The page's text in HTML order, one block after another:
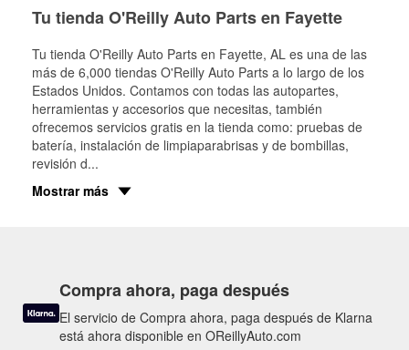
Tu tienda O'Reilly Auto Parts en Fayette
Tu tienda O'Reilly Auto Parts en Fayette, AL es una de las
más de 6,000 tiendas O'Reilly Auto Parts a lo largo de los
Estados Unidos. Contamos con todas las autopartes,
herramientas y accesorios que necesitas, también
ofrecemos servicios gratis en la tienda como: pruebas de
batería, instalación de limpiaparabrisas y de bombillas,
revisión d...
Mostrar más
Compra ahora, paga después
El servicio de Compra ahora, paga después de Klarna
está ahora disponible en OReillyAuto.com